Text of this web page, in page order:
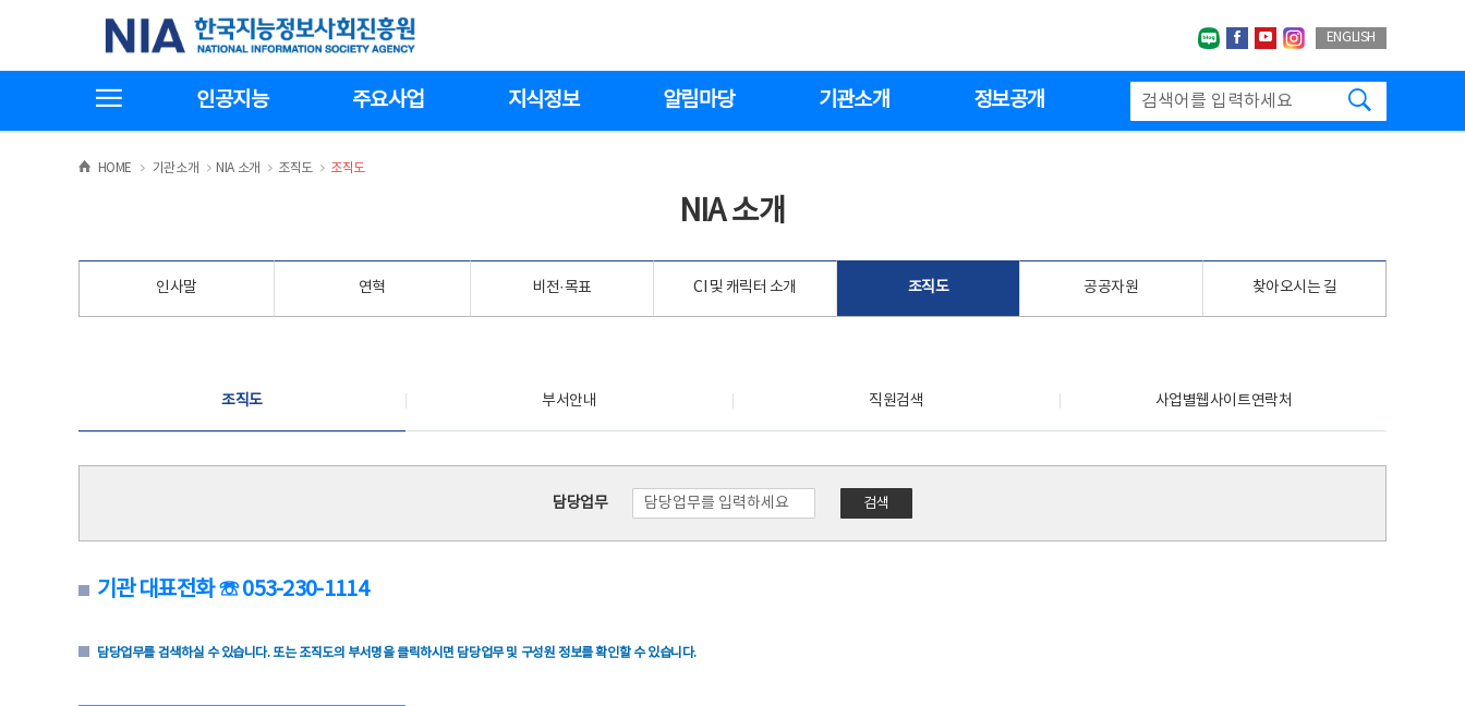
기
한국지능정보사회진흥원
네이버블로그
페이스북
유투브인스타그랩
ENGLISH
인공지능 주요사업 지식정보 알림마당 기관소개 정보공개
HOME >
기관소개 >NIA 소개 >
조직도 >
조직도
NIA 소개
인사말 연혁 비전·목표 CI 및 캐릭터 소개 조직도 공공자원 찾아오시는 길
조직도 부서안내 직원검색 사업별웹사이트연락처
담당업무 검색
기관 대표전화 ☏ 053-230-1114
담당업무를 검색하실 수 있습니다. 또는 조직도의 부서명을 클릭하시면 담당업무 및 구성원 정보를 확인할 수 있습니다.